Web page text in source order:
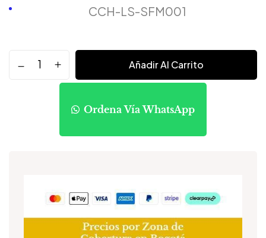
CCH-LS-SFM001
Añadir Al Carrito
Ordena Vía WhatsApp